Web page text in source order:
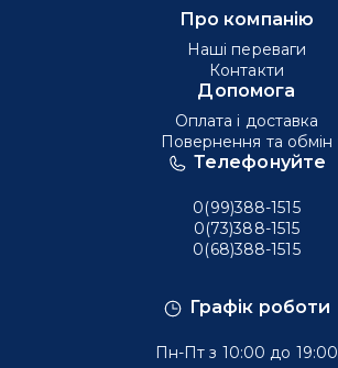
Графік роботи
Пн-Пт з 10:00 до 19:00
Телефонуйте
0(99)388-1515
0(73)388-1515
0(68)388-1515
Про компанію
Наші переваги
Контакти
Допомога
Оплата і доставка
Повернення та обмін